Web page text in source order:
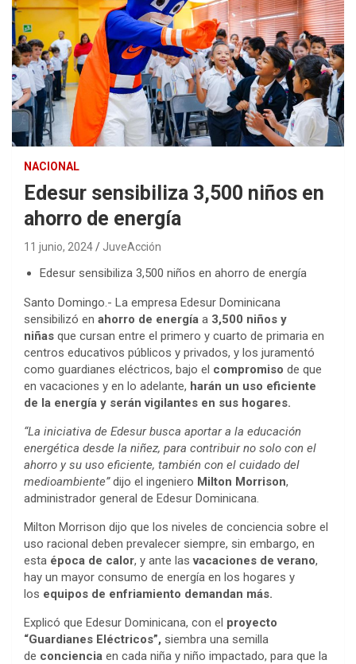
NACIONAL
Edesur sensibiliza 3,500 niños en
ahorro de energía
11 junio, 2024 JuveAcción
Edesur sensibiliza 3,500 niños en ahorro de energía
Santo Domingo.- La empresa Edesur Dominicana
sensibilizó en ahorro de energía a 3,500 niños y
niñas que cursan entre el primero y cuarto de primaria en
centros educativos públicos y privados, y los juramentó
como guardianes eléctricos, bajo el compromiso de que
en vacaciones y en lo adelante, harán un uso eficiente
de la energía y serán vigilantes en sus hogares.
“La iniciativa de Edesur busca aportar a la educación
energética desde la niñez, para contribuir no solo con el
ahorro y su uso eficiente, también con el cuidado del
medioambiente”dijo el ingeniero Milton Morrison,
administrador general de Edesur Dominicana.
Milton Morrison dijo que los niveles de conciencia sobre el
uso racional deben prevalecer siempre, sin embargo, en
esta época de calor, y ante lasvacaciones de verano,
hay un mayor consumo de energía en los hogares y
los equipos de enfriamiento demandan más.
Explicó que Edesur Dominicana, con el proyecto
“Guardianes Eléctricos”, siembra una semilla
de conciencia en cada niña y niño impactado, para que la